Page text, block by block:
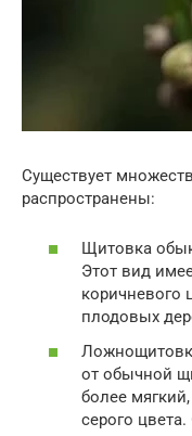
Существует
распространены:
Щитовка
Этот вид
коричневого
плодовых
от обычной
более
серого